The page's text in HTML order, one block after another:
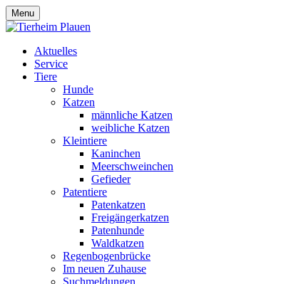
Menu
Aktuelles
Service
Tiere
Hunde
Katzen
männliche Katzen
weibliche Katzen
Kleintiere
Kaninchen
Meerschweinchen
Gefieder
Patentiere
Patenkatzen
Freigängerkatzen
Patenhunde
Waldkatzen
Regenbogenbrücke
Im neuen Zuhause
Suchmeldungen